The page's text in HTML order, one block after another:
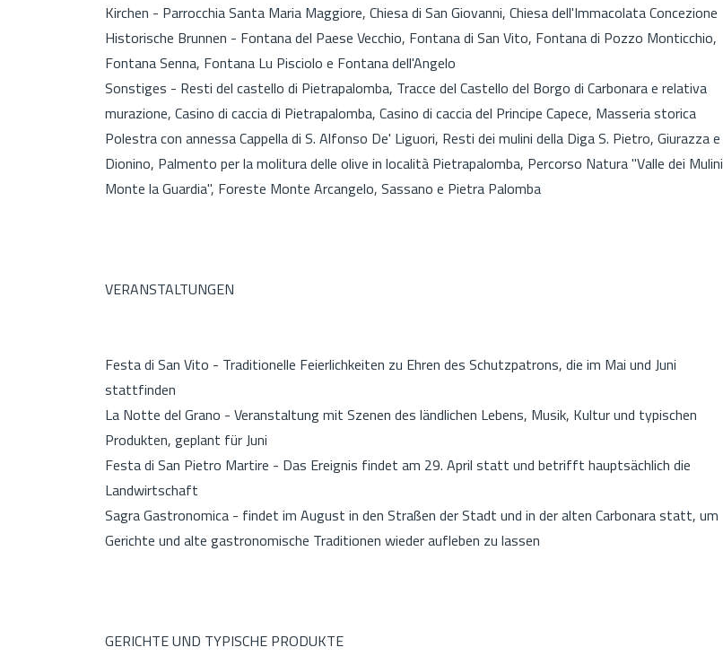
Kirchen - Parrocchia Santa Maria Maggiore, Chiesa di San Giovanni, Chiesa dell'Immacolata Concezione
Historische Brunnen - Fontana del Paese Vecchio, Fontana di San Vito, Fontana di Pozzo Monticchio,
Fontana Senna, Fontana Lu Pisciolo e Fontana dell'Angelo
Sonstiges - Resti del castello di Pietrapalomba, Tracce del Castello del Borgo di Carbonara e relativa
murazione, Casino di caccia di Pietrapalomba, Casino di caccia del Principe Capece, Masseria storica
Polestra con annessa Cappella di S. Alfonso De' Liguori, Resti dei mulini della Diga S. Pietro, Giurazza e
Dionino, Palmento per la molitura delle olive in località Pietrapalomba, Percorso Natura "Valle dei Mulini
Monte la Guardia", Foreste Monte Arcangelo, Sassano e Pietra Palomba
VERANSTALTUNGEN
Festa di San Vito - Traditionelle Feierlichkeiten zu Ehren des Schutzpatrons, die im Mai und Juni
stattfinden
La Notte del Grano - Veranstaltung mit Szenen des ländlichen Lebens, Musik, Kultur und typischen
Produkten, geplant für Juni
Festa di San Pietro Martire - Das Ereignis findet am 29. April statt und betrifft hauptsächlich die
Landwirtschaft
Sagra Gastronomica - findet im August in den Straßen der Stadt und in der alten Carbonara statt, um
Gerichte und alte gastronomische Traditionen wieder aufleben zu lassen
GERICHTE UND TYPISCHE PRODUKTE